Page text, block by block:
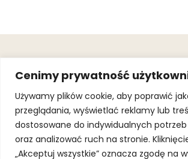
Cenimy prywatność
Używamy plików cookie, aby poprawić
przeglądania, wyświetlać reklamy lub
dostosowane do indywidualnych
oraz analizować ruch na stronie.
„Akceptuj wszystkie” oznacza zgodę na
+48 510 070
090
SOLEC 81B LOK.
A66,
WARSZAWA
OBSŁUGA
KLIENTA
Gwarancja
.
.